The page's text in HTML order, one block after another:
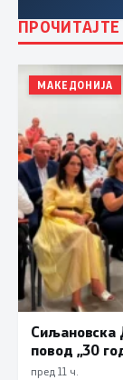
МАКЕДОНИЈА
Сиљановска
повод „30
пред 11 ч.